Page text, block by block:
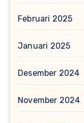
Februari 2025
Januari 2025
Desember 2024
November 2024